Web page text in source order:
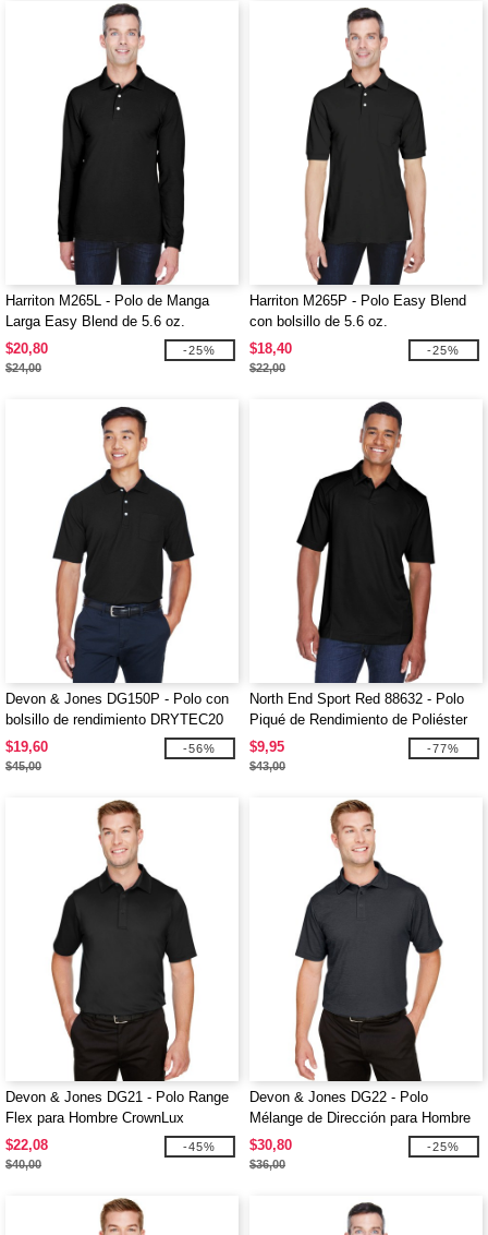
Harriton M265L - Polo de Manga
Larga Easy Blend de 5.6 oz.
$20,80
$24,00
-25%
Harriton M265P - Polo Easy Blend
con bolsillo de 5.6 oz.
$18,40
$22,00
-25%
Devon & Jones DG150P - Polo con
bolsillo de rendimiento DRYTEC20
$19,60
$45,00
-56%
North End Sport Red 88632 - Polo
Piqué de Rendimiento de Poliéster
Reciclado
$9,95
$43,00
-77%
Devon & Jones DG21 - Polo Range
Flex para Hombre CrownLux
Performance
$22,08
$40,00
-45%
Devon & Jones DG22 - Polo
Mélange de Dirección para Hombre
CrownLux Performance
$30,80
$36,00
-25%